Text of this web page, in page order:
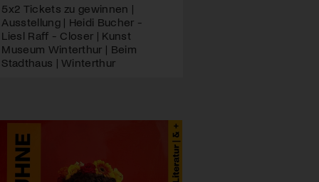
5x2 Tickets zu gewinnen |
Ausstellung | Heidi Bucher -
Liesl Raff - Closer | Kunst
Museum Winterthur | Beim
Stadthaus | Winterthur